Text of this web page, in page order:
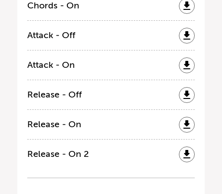
Chords - On
Attack - Off
Attack - On
Release - Off
Release - On
Release - On 2